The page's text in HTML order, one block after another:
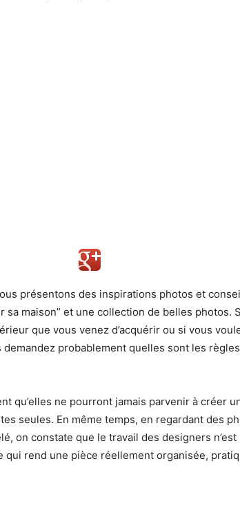
présentons des inspirations photos et
sa maison” et une collection de belles photos.
que vous venez d’acquérir ou si vous
probablement quelles sont les
qu’elles ne pourront jamais parvenir à créer
seules. En même temps, en regardant des
on constate que le travail des designers
qui rend une pièce réellement organisée,